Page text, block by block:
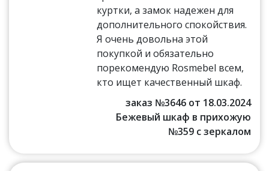
куртки, а замок надежен для
дополнительного спокойствия.
Я очень довольна этой
покупкой и обязательно
порекомендую Rosmebel всем,
кто ищет качественный шкаф.
заказ №3646 от 18.03.2024
Бежевый шкаф в прихожую
№359 с зеркалом